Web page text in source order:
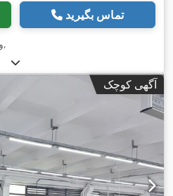
تماس بگیرید
,
آگهی کوچک